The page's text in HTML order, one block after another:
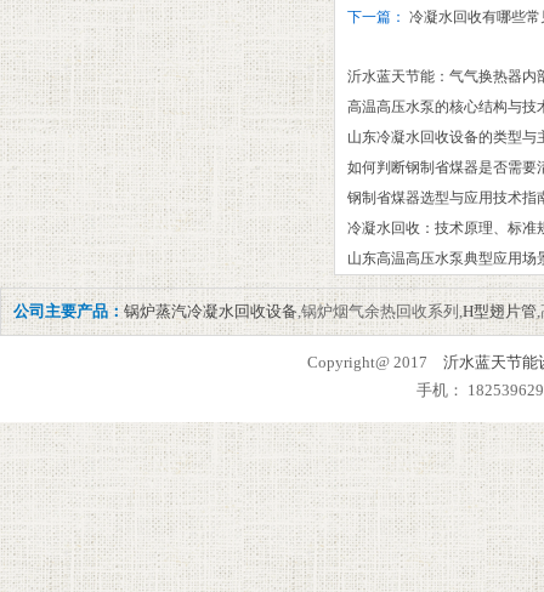
下一篇： 冷凝水回收有哪些
沂水蓝天节能：气气换热器内
高温高压水泵的核心结构与技
山东冷凝水回收设备的类型与
如何判断钢制省煤器是否需要
钢制省煤器选型与应用技术指
冷凝水回收：技术原理、标准
山东高温高压水泵典型应用场
公司主要产品：锅炉蒸汽冷凝水回收设备,锅炉烟气余热回收系列,H型翅片管,
Copyright@ 2017 沂水蓝天节能
手机：